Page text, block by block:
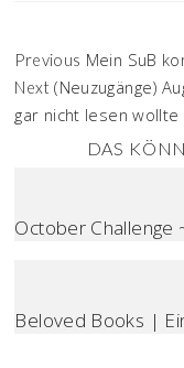
Previous Mein SuB
Next (Neuzugänge)
gar nicht lesen wollte
DAS
October Challenge
Beloved Books |